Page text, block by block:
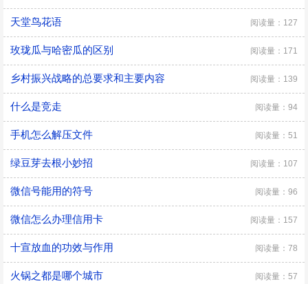
天堂鸟花语 阅读量：127
玫珑瓜与哈密瓜的区别 阅读量：171
乡村振兴战略的总要求和主要内容 阅读量：139
什么是竞走 阅读量：94
手机怎么解压文件 阅读量：51
绿豆芽去根小妙招 阅读量：107
微信号能用的符号 阅读量：96
微信怎么办理信用卡 阅读量：157
十宣放血的功效与作用 阅读量：78
火锅之都是哪个城市 阅读量：57